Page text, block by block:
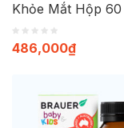
Khỏe Mắt Hộp 60
486,000₫